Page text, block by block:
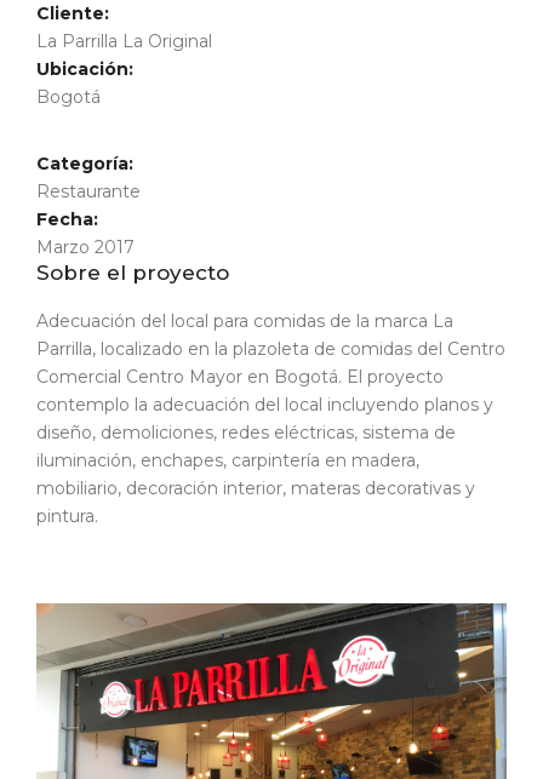
Cliente:
La Parrilla La Original
Ubicación:
Bogotá
Categoría:
Restaurante
Fecha:
Marzo 2017
Sobre el proyecto
Adecuación del local para comidas de la marca La
Parrilla, localizado en la plazoleta de comidas del Centro
Comercial Centro Mayor en Bogotá. El proyecto
contemplo la adecuación del local incluyendo planos y
diseño, demoliciones, redes eléctricas, sistema de
iluminación, enchapes, carpintería en madera,
mobiliario, decoración interior, materas decorativas y
pintura.